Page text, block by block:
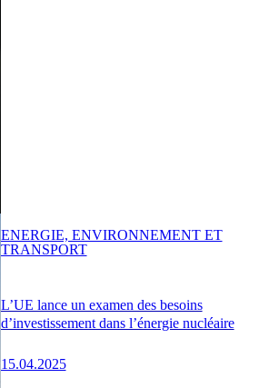
L’UE lance un examen des besoins
d’investissement dans l’énergie nucléaire
15.04.2025
ENERGIE, ENVIRONNEMENT ET
TRANSPORT